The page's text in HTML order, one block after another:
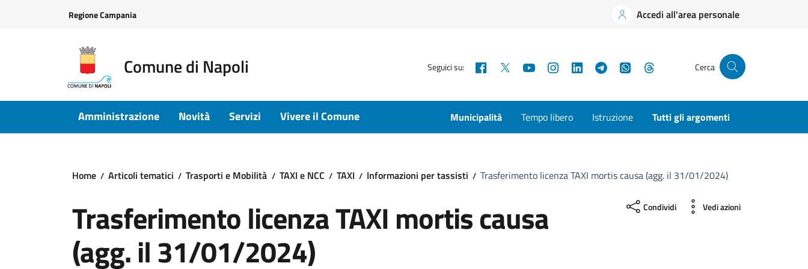
Regione Campania Accedi all'area personale
Comune di Napoli Seguici su: Facebook YouTubeInstagramLinkedInTelegramWhatsApp Cerca
Amministrazione Novità Servizi Vivere il Comune Municipalità Tempo libero Istruzione Tutti gli argomenti
Home Articoli tematici Trasporti e Mobilità TAXI e NCC TAXI Informazioni per tassisti Trasferimento licenza TAXI mortis causa (agg. il 31/01/2024)
Trasferimento licenza TAXI mortis causa
(agg. il 31/01/2024)
Condividi Vedi azioni